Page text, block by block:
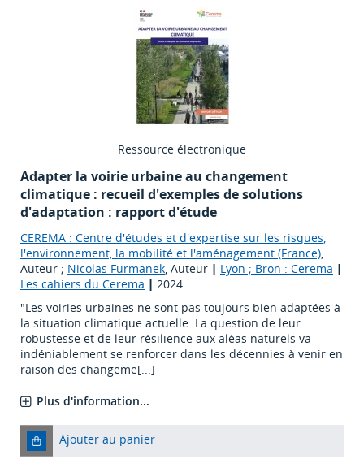
Ressource électronique
Adapter la voirie urbaine au changement
climatique : recueil d'exemples de solutions
d'adaptation : rapport d'étude
CEREMA : Centre d'études et d'expertise sur les risques,
l'environnement, la mobilité et l'aménagement (France),
Auteur ; Nicolas Furmanek, Auteur | Lyon ; Bron : Cerema |
Les cahiers du Cerema | 2024
"Les voiries urbaines ne sont pas toujours bien adaptées à
la situation climatique actuelle. La question de leur
robustesse et de leur résilience aux aléas naturels va
indéniablement se renforcer dans les décennies à venir en
raison des changeme[...]
Plus d'information...
Ajouter au panier